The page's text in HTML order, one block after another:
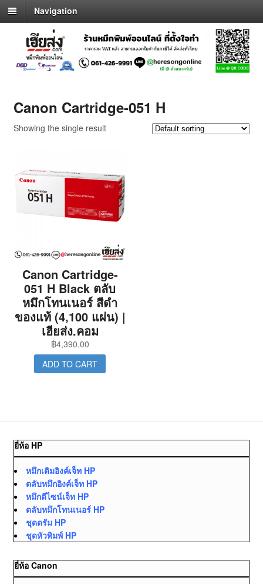
Navigation
Canon Cartridge-051 H
Showing the single result
Canon Cartridge-
051 H Black ตลับ
หมึกโทนเนอร์ สีดำ
ของแท้ (4,100 แผ่น) |
เฮียส่ง.คอม
฿4,390.00
ADD TO CART
ยี่ห้อ HP
หมึกเติมอิงค์เจ็ท HP
ตลับหมึกอิงค์เจ็ท HP
หมึกดีไซน์เจ็ท HP
ตลับหมึกโทนเนอร์ HP
ชุดดรัม HP
ชุดหัวพิมพ์ HP
ยี่ห้อ Canon